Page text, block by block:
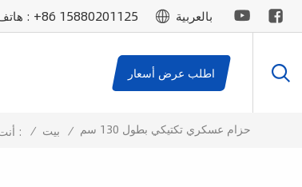
هاتف : +86 15880201125 بالعربية
اطلب عرض أسعار
أنت في الداخل : / بيت / حزام عسكري تكتيكي بطول 130 سم